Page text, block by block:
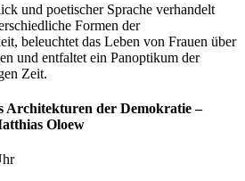
und poetischer Sprache verhandelt
Formen der
beleuchtet das Leben von Frauen über
und entfaltet ein Panoptikum der
Zeit.
Architekturen der Demokratie –
Oloew